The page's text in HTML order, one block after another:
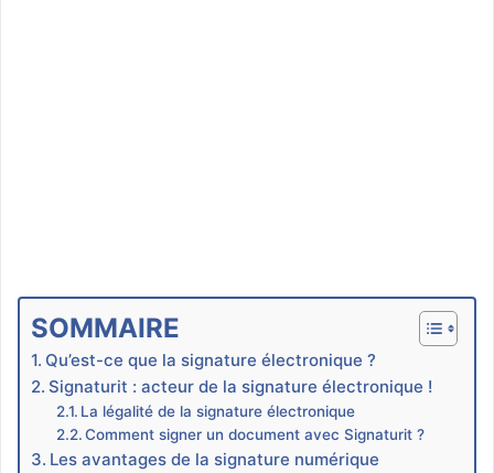
SOMMAIRE
Qu’est-ce que la signature électronique ?
Signaturit : acteur de la signature électronique !
La légalité de la signature électronique
Comment signer un document avec Signaturit ?
Les avantages de la signature numérique